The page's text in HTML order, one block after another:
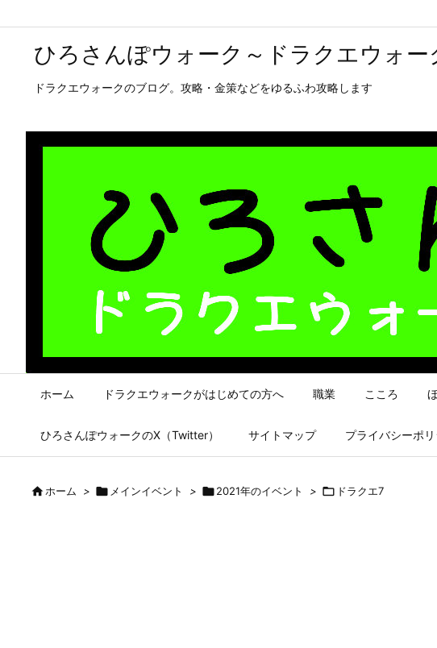
ひろさんぽウォーク～ドラクエウォ
ドラクエウォークのブログ。攻略・金策などをゆるふわ攻略します
ホーム ドラクエウォークがはじめての方へ 職業 こころ
ひろさんぽウォークのX（Twitter） サイトマップ プライバシーポ
ホーム >  メインイベント > 2021年のイベント >  ドラクエ7